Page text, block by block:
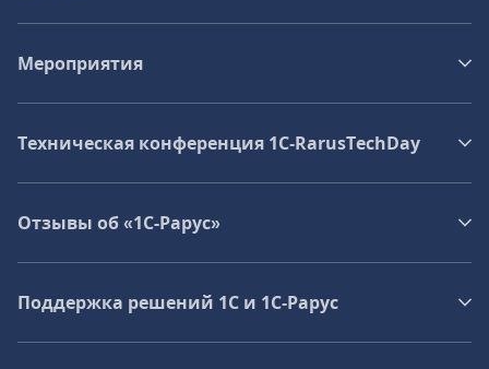
Мероприятия
Техническая конференция 1C‑RarusTechDay
Отзывы об «1С-Рарус»
Поддержка решений 1С и 1С‑Рарус